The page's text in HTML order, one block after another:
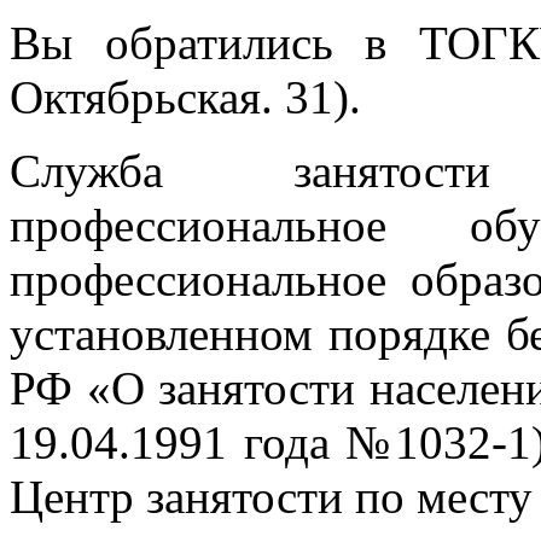
Вы обратились в
Октябрьская. 31).
Служба
профессиональное
профессиональное
установленном порядке
РФ «О занятости
19.04.1991 года №1032-
Центр занятости по